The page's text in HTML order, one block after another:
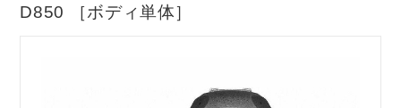
D850 ［ボディ単体］